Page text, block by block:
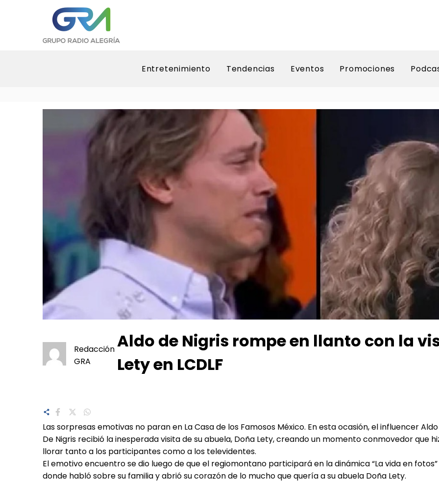
Entretenimiento Tendencias Eventos Promociones
Redacción
GRA
Aldo de Nigris rompe en llanto con la
Lety en LCDLF
Las sorpresas emotivas no paran en La Casa de los Famosos México. En esta ocasión, el influencer Aldo
De Nigris recibió la inesperada visita de su abuela, Doña Lety, creando un momento conmovedor que
llorar tanto a los participantes como a los televidentes.
El emotivo encuentro se dio luego de que el regiomontano participará en la dinámica “La vida en fotos”
donde habló sobre su familia y abrió su corazón de lo mucho que quería a su abuela Doña Lety.